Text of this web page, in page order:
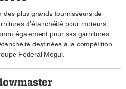
des plus grands fournisseurs de
d'étanchéité pour moteurs.
également pour ses garnitures
destinées à la compétition
Federal Mogul.